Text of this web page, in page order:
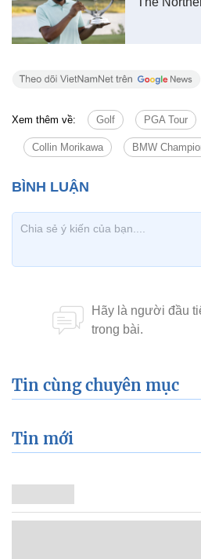
Xem thêm về: Golf PGA Tour
Collin Morikawa BMW
Tin cùng chuyên mục
Tin mới